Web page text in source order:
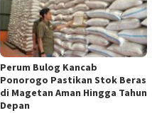
Perum Bulog Kancab
Ponorogo Pastikan Stok Beras
di Magetan Aman Hingga Tahun
Depan